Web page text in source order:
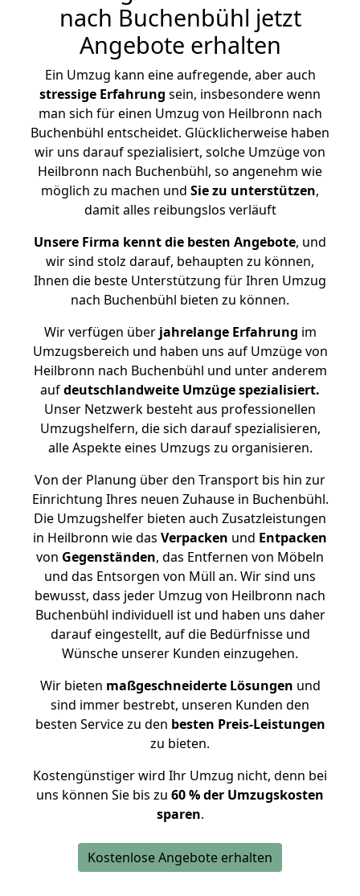
nach Buchenbühl jetzt
Angebote erhalten
Ein Umzug kann eine aufregende, aber auch
stressige Erfahrung sein, insbesondere wenn
man sich für einen Umzug von Heilbronn nach
Buchenbühl entscheidet. Glücklicherweise haben
wir uns darauf spezialisiert, solche Umzüge von
Heilbronn nach Buchenbühl, so angenehm wie
möglich zu machen und Sie zu unterstützen,
damit alles reibungslos verläuft
Unsere Firma kennt die besten Angebote, und
wir sind stolz darauf, behaupten zu können,
Ihnen die beste Unterstützung für Ihren Umzug
nach Buchenbühl bieten zu können.
Wir verfügen überjahrelange Erfahrung im
Umzugsbereich und haben uns auf Umzüge von
Heilbronn nach Buchenbühl und unter anderem
aufdeutschlandweite Umzüge spezialisiert.
Unser Netzwerk besteht aus professionellen
Umzugshelfern, die sich darauf spezialisieren,
alle Aspekte eines Umzugs zu organisieren.
Von der Planung über den Transport bis hin zur
Einrichtung Ihres neuen Zuhause in Buchenbühl.
Die Umzugshelfer bieten auch Zusatzleistungen
in Heilbronn wie das Verpacken und Entpacken
von Gegenständen, das Entfernen von Möbeln
und das Entsorgen von Müll an. Wir sind uns
bewusst, dass jeder Umzug von Heilbronn nach
Buchenbühl individuell ist und haben uns daher
darauf eingestellt, auf die Bedürfnisse und
Wünsche unserer Kunden einzugehen.
Wir bieten maßgeschneiderte Lösungen und
sind immer bestrebt, unseren Kunden den
besten Service zu den besten Preis-Leistungen
zu bieten.
Kostengünstiger wird Ihr Umzug nicht, denn bei
uns können Sie bis zu 60 % der Umzugskosten
sparen.
Kostenlose Angebote erhalten